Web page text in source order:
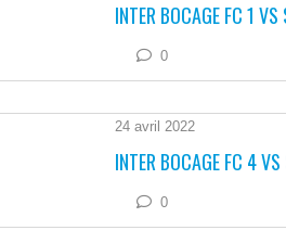
INTER BOCAGE FC 1
0
24 avril 2022
INTER BOCAGE FC 4
0